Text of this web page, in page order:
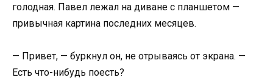
голодная. Павел лежал на диване с планшетом —
привычная картина последних месяцев.
— Привет, — буркнул он, не отрываясь от экрана. —
Есть что-нибудь поесть?